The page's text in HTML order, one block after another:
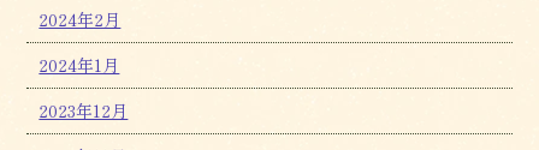
2024年2月
2024年1月
2023年12月